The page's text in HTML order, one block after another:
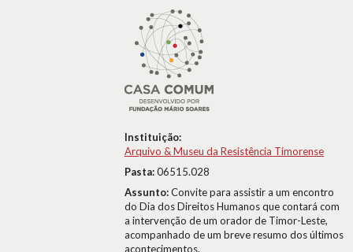
Instituição:
Arquivo & Museu da Resistência Timorense
Pasta:06515.028
Assunto:Convite para assistir a um encontro
do Dia dos Direitos Humanos que contará com
a intervenção de um orador de Timor-Leste,
acompanhado de um breve resumo dos últimos
acontecimentos.